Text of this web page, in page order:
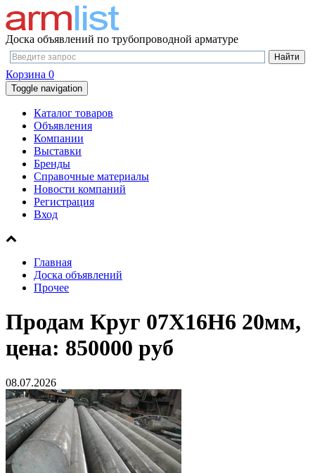
Доска объявлений по трубопроводной арматуре
Корзина 0
Toggle navigation
Каталог товаров
Объявления
Компании
Выставки
Бренды
Справочные материалы
Новости компаний
Регистрация
Вход
Главная
Доска объявлений
Прочее
Продам Круг 07Х16Н6 20мм,
цена: 850000 руб
08.07.2026